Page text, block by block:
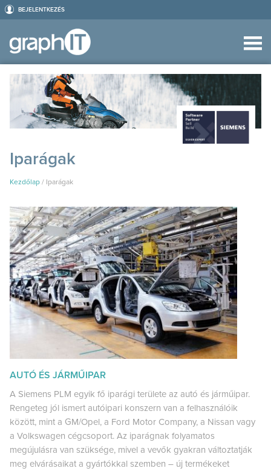
BEJELENTKEZÉS
Iparágak
Kezdőlap / Iparágak
AUTÓ ÉS JÁRMŰIPAR
A Siemens PLM egyik fő iparági területe az autó és járműipar.
Rengeteg jól ismert autóipari konszern van a felhasználóik
között, mint a GM/Opel, a Ford Motor Company, a Nissan vagy
a Volkswagen cégcsoport. Az iparágnak folyamatos
megújulásra van szüksége, mivel a vevők gyakran változtatják
meg elvárásaikat a gyártókkal szemben – új termékeket